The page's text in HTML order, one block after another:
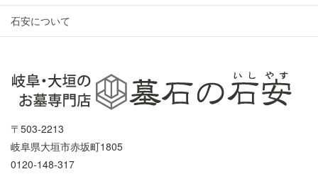
石安について
〒503-2213
岐阜県大垣市赤坂町1805
0120-148-317